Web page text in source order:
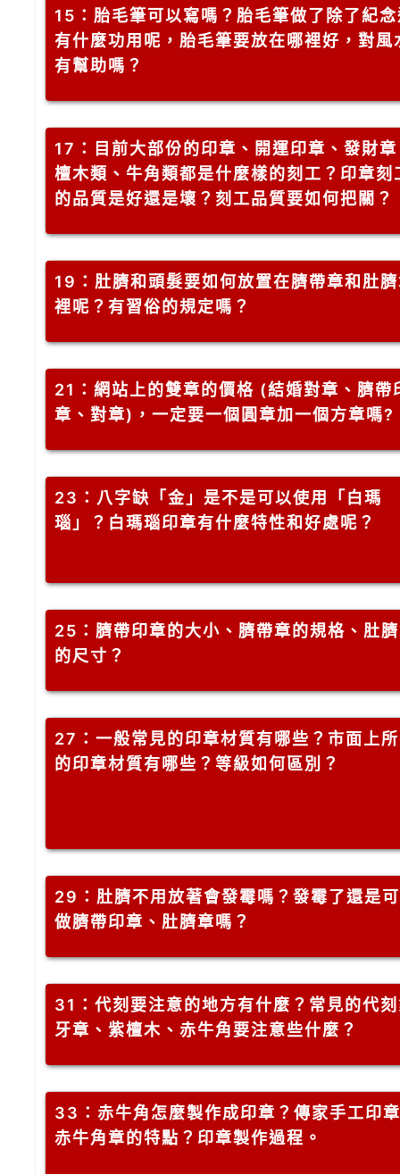
15 ：胎毛筆可以寫嗎？胎毛筆做了除了紀
有什麼功用呢，胎毛筆要放在哪裡好，對風
有幫助嗎？
17 ：目前大部份的印章、開運印章、發財
檀木類、牛角類都是什麼樣的刻工？印章刻
的品質是好還是壞？刻工品質要如何把關？
19 ：肚臍和頭髮要如何放置在臍帶章和肚
裡呢？有習俗的規定嗎？
21 ：網站上的雙章的價格 (結婚對章、臍帶
章、對章)，一定要一個圓章加一個方章嗎?
23 ：八字缺「金」是不是可以使用「白瑪
瑙」？白瑪瑙印章有什麼特性和好處呢？
25 ：臍帶印章的大小、臍帶章的規格、肚
的尺寸？
27 ：一般常見的印章材質有哪些？市面上
的印章材質有哪些？等級如何區別？
29 ：肚臍不用放著會發霉嗎？發霉了還是
做臍帶印章、肚臍章嗎？
31 ：代刻要注意的地方有什麼？常見的代
牙章、紫檀木、赤牛角要注意些什麼？
33 ：赤牛角怎麼製作成印章？傳家手工印
赤牛角章的特點？印章製作過程。